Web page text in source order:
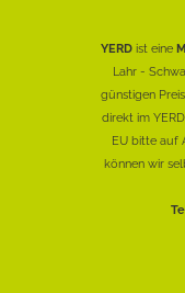
YERD ist eine
Lahr -
günstigen
direkt im
EU bitte auf
können wir